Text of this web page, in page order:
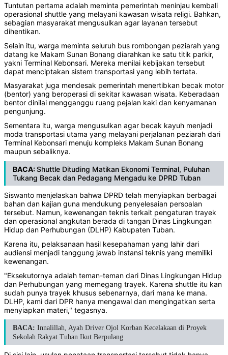
Tuntutan pertama adalah meminta pemerintah meninjau kembali
operasional shuttle yang melayani kawasan wisata religi. Bahkan,
sebagian masyarakat mengusulkan agar layanan tersebut
dihentikan.
Selain itu, warga meminta seluruh bus rombongan peziarah yang
datang ke Makam Sunan Bonang diarahkan ke satu titik parkir,
yakni Terminal Kebonsari. Mereka menilai kebijakan tersebut
dapat menciptakan sistem transportasi yang lebih tertata.
Masyarakat juga mendesak pemerintah menertibkan becak motor
(bentor) yang beroperasi di sekitar kawasan wisata. Keberadaan
bentor dinilai mengganggu ruang pejalan kaki dan kenyamanan
pengunjung.
Sementara itu, warga mengusulkan agar becak kayuh menjadi
moda transportasi utama yang melayani perjalanan peziarah dari
Terminal Kebonsari menuju kompleks Makam Sunan Bonang
maupun sebaliknya.
BACA:Shuttle Dituding Matikan Ekonomi Terminal, Puluhan
Tukang Becak dan Pedagang Mengadu ke DPRD Tuban
Siswanto menjelaskan bahwa DPRD telah menyiapkan berbagai
bahan dan kajian guna mendukung penyelesaian persoalan
tersebut. Namun, kewenangan teknis terkait pengaturan trayek
dan operasional angkutan berada di tangan Dinas Lingkungan
Hidup dan Perhubungan (DLHP) Kabupaten Tuban.
Karena itu, pelaksanaan hasil kesepahaman yang lahir dari
audiensi menjadi tanggung jawab instansi teknis yang memiliki
kewenangan.
"Eksekutornya adalah teman-teman dari Dinas Lingkungan Hidup
dan Perhubungan yang memegang trayek. Karena shuttle itu kan
sudah punya trayek khusus sebenarnya, dari mana ke mana.
DLHP, kami dari DPR hanya mengawal dan mengingatkan serta
menyiapkan materi," tegasnya.
BACA: Innalillah, Ayah Driver Ojol Korban Kecelakaan di Proyek
Sekolah Rakyat Tuban Ikut Berpulang